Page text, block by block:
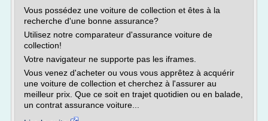
Vous possédez une voiture de collection et êtes à la
recherche d'une bonne assurance?
Utilisez notre comparateur d'assurance voiture de
collection!
Votre navigateur ne supporte pas les iframes.
Vous venez d'acheter ou vous vous apprêtez à acquérir
une voiture de collection et cherchez à l'assurer au
meilleur prix. Que ce soit en trajet quotidien ou en balade,
un contrat assurance voiture...